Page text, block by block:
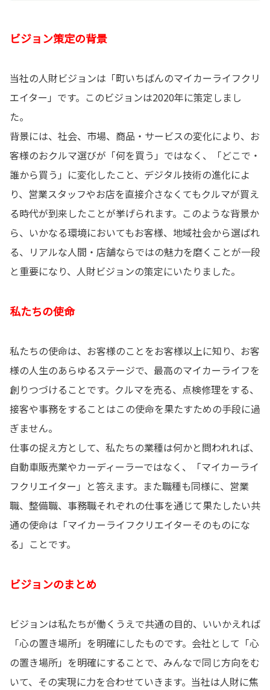
ビジョン策定の背景
当社の人財ビジョンは「町いちばんのマイカーライフクリ
エイター」です。このビジョンは2020年に策定しまし
た。
背景には、社会、市場、商品・サービスの変化により、お
客様のおクルマ選びが「何を買う」ではなく、「どこで・
誰から買う」に変化したこと、デジタル技術の進化によ
り、営業スタッフやお店を直接介さなくてもクルマが買え
る時代が到来したことが挙げられます。このような背景か
ら、いかなる環境においてもお客様、地域社会から選ばれ
る、リアルな人間・店舗ならではの魅力を磨くことが一段
と重要になり、人財ビジョンの策定にいたりました。
私たちの使命
私たちの使命は、お客様のことをお客様以上に知り、お客
様の人生のあらゆるステージで、最高のマイカーライフを
創りつづけることです。クルマを売る、点検修理をする、
接客や事務をすることはこの使命を果たすための手段に過
ぎません。
仕事の捉え方として、私たちの業種は何かと問われれば、
自動車販売業やカーディーラーではなく、「マイカーライ
フクリエイター」と答えます。また職種も同様に、営業
職、整備職、事務職それぞれの仕事を通じて果たしたい共
通の使命は「マイカーライフクリエイターそのものにな
る」ことです。
ビジョンのまとめ
ビジョンは私たちが働くうえで共通の目的、いいかえれば
「心の置き場所」を明確にしたものです。会社として「心
の置き場所」を明確にすることで、みんなで同じ方向をむ
いて、その実現に力を合わせていきます。当社は人財に焦